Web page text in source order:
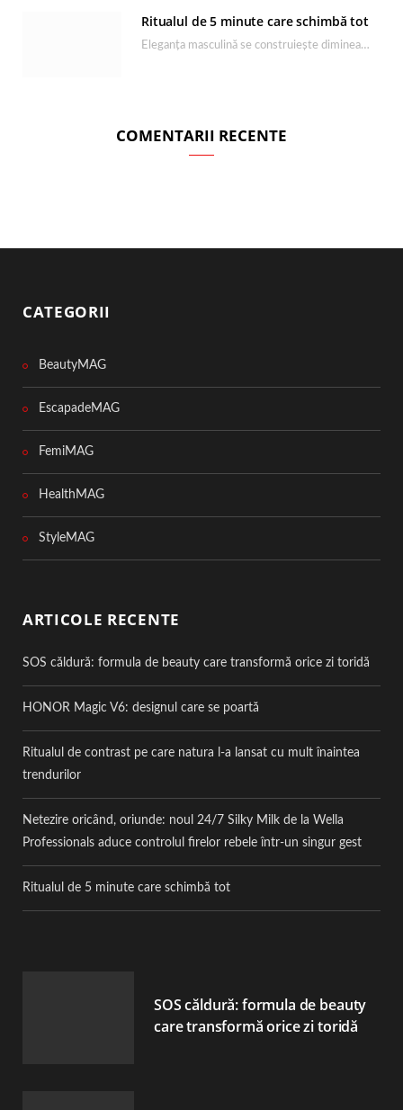
Ritualul de 5 minute care schimbă tot
Eleganța masculină se construiește dimineața, în câteva minute și cu produsele potrivite. O rutină de…
COMENTARII RECENTE
CATEGORII
BeautyMAG
EscapadeMAG
FemiMAG
HealthMAG
StyleMAG
ARTICOLE RECENTE
SOS căldură: formula de beauty care transformă orice zi toridă
HONOR Magic V6: designul care se poartă
Ritualul de contrast pe care natura l-a lansat cu mult înaintea
trendurilor
Netezire oricând, oriunde: noul 24/7 Silky Milk de la Wella
Professionals aduce controlul firelor rebele într-un singur gest
Ritualul de 5 minute care schimbă tot
SOS căldură: formula de beauty
care transformă orice zi toridă